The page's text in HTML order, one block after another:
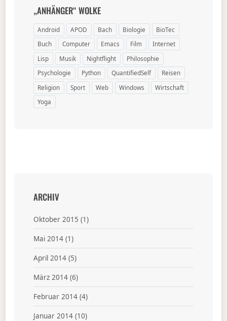
„ANHÄNGER“ WOLKE
Android APOD Bach Biologie
BioTec
Buch
Computer Emacs Film
Internet
Lisp
Musik Nightflight
Philosophie
Psychologie
Python QuantifiedSelf
Reisen
Religion
Sport Web Windows
Wirtschaft
Yoga
ARCHIV
Oktober 2015 (1)
Mai 2014(1)
April 2014(5)
März 2014(6)
Februar 2014(4)
Januar 2014(10)